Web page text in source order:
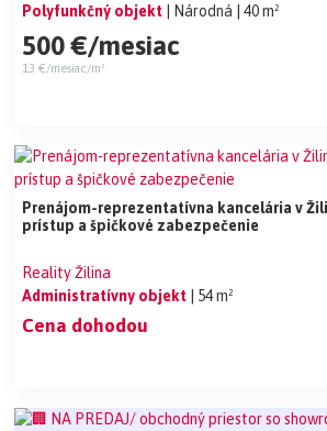
Polyfunkčný objekt
| Národná | 40 m²
500 €/mesiac
13 €/mesiac/m²
Prenájom-reprezentatívna kancelária v
prístup a špičkové zabezpečenie
Reality Žilina
Administratívny objekt
| 54 m²
Cena dohodou